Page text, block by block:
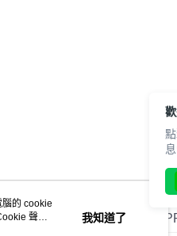
官方
的 cookie
聲明
我知道了